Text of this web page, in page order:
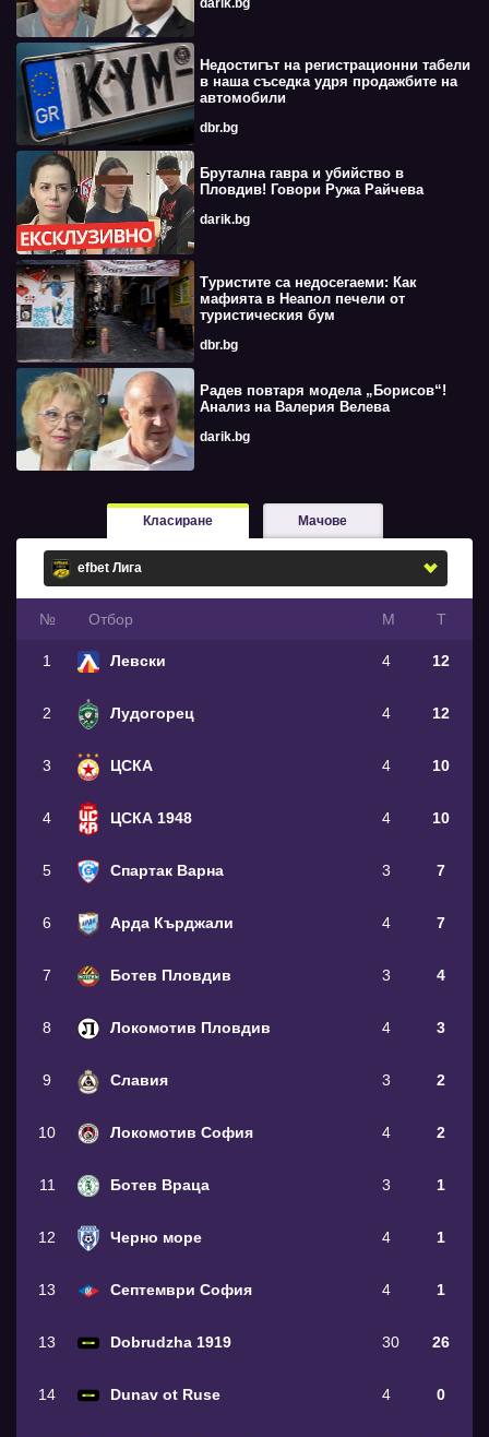
Недостигът на регистрационни табели
в наша съседка удря продажбите на
автомобили
dbr.bg
Брутална гавра и убийство в
Пловдив! Говори Ружа Райчева
darik.bg
Туристите са недосегаеми: Как
мафията в Неапол печели от
туристическия бум
dbr.bg
Радев повтаря модела „Борисов“!
Анализ на Валерия Велева
darik.bg
Класиране Мачове
№ Oтбор М Т
1 Левски 4 12
2 Лудогорец 4 12
3 ЦСКА 4 10
4 ЦСКА 1948 4 10
5 Спартак Варна 3 7
6 Арда Кърджали 4 7
7 Ботев Пловдив 3 4
8 Локомотив Пловдив 4 3
9 Славия 3 2
10 Локомотив София 4 2
11 Ботев Враца 3 1
12 Черно море 4 1
13 Септември София 4 1
13 Dobrudzha 1919 30 26
14 Dunav ot Ruse 4 0